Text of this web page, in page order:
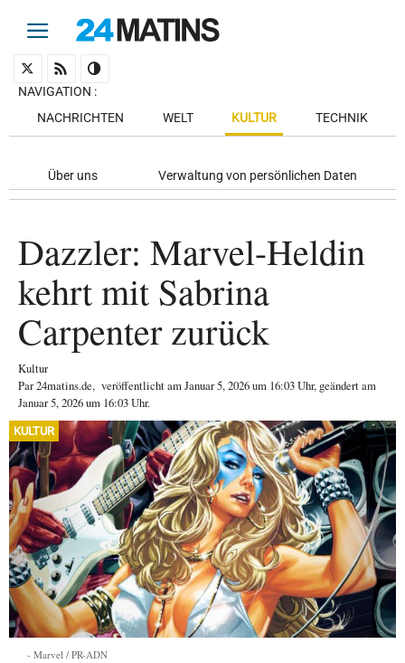
NAVIGATION :
NACHRICHTEN
WELT KULTUR TECHNIK
Über uns Verwaltung von persönlichen Daten
Dazzler: Marvel-Heldin
kehrt mit Sabrina
Carpenter zurück
Kultur
Par24matins.de, veröffentlicht amJanuar 5, 2026um 16:03 Uhr, geändert am
Januar 5, 2026 um 16:03 Uhr.
KULTUR
Marvel / PR-ADN